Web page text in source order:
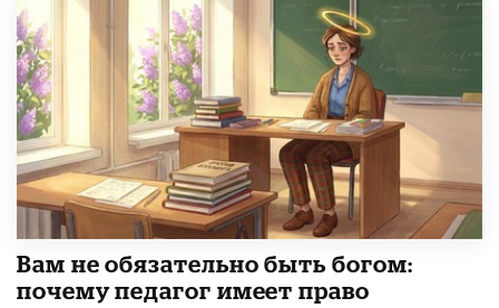
​Вам не обязательно быть богом:
почему педагог имеет право